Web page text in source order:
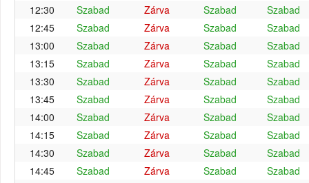
12:30
Szabad Zárva Szabad
Szabad
12:45
Szabad Zárva Szabad
Szabad
13:00
Szabad Zárva Szabad
Szabad
13:15
Szabad Zárva Szabad
Szabad
13:30
Szabad Zárva Szabad
Szabad
13:45
Szabad Zárva Szabad
Szabad
14:00
Szabad Zárva Szabad
Szabad
14:15
Szabad Zárva Szabad
Szabad
14:30
Szabad Zárva Szabad
Szabad
14:45
Szabad Zárva Szabad
Szabad